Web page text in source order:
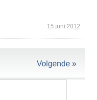
15 juni 2012
Volgende »